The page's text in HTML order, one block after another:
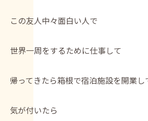
この友人中々面白い人で
世界一周をするために仕事して
帰ってきたら箱根で宿泊施設を開業し
気が付いたら